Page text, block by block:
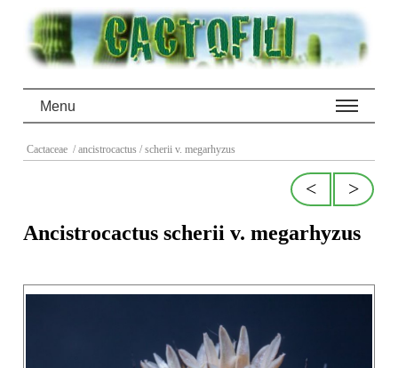
Menu
Cactaceae / ancistrocactus / scherii v. megarhyzus
>
<
Ancistrocactus scherii v. megarhyzus